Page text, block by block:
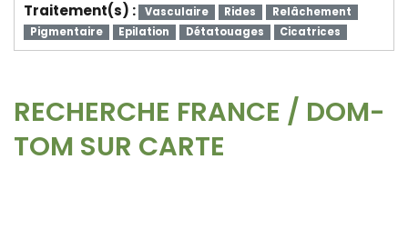
Traitement(s) :
Vasculaire Rides
Relâchement
Pigmentaire
Epilation Détatouages Cicatrices
RECHERCHE FRANCE / DOM-
TOM SUR CARTE